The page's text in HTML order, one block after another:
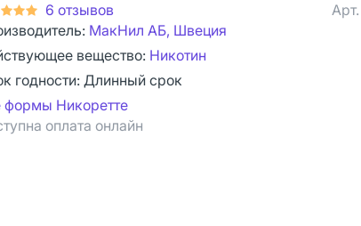
6 отзывов Арт.
МакНил АБ, Швеция
вещество: Никотин
годности: Длинный срок
формы Никоретте
оплата онлайн